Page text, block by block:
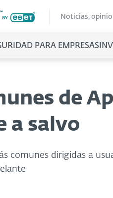
Noticias,
PARA EMPRESAS
de
a salvo
comunes dirigidas a